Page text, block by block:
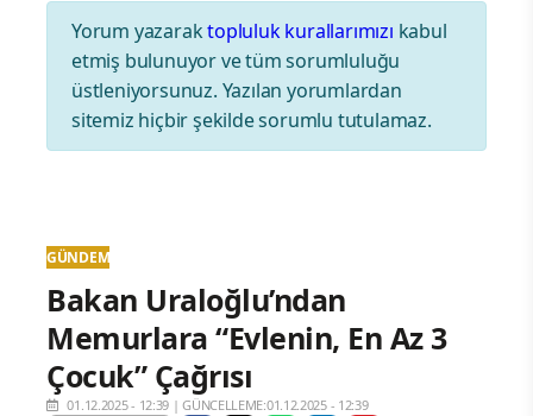
Yorum yazaraktopluluk kurallarımızı kabul
etmiş bulunuyor ve tüm sorumluluğu
üstleniyorsunuz. Yazılan yorumlardan
sitemiz hiçbir şekilde sorumlu tutulamaz.
GÜNDEM
Bakan Uraloğlu’ndan
Memurlara “Evlenin, En Az 3
Çocuk” Çağrısı
01.12.2025 - 12:39 |GÜNCELLEME:01.12.2025 - 12:39